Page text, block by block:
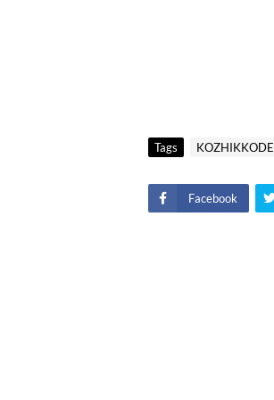
Tags KOZHIKKODE
Facebook